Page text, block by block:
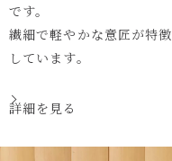
です。
繊細で軽やかな意匠が特
しています。
詳細を見る